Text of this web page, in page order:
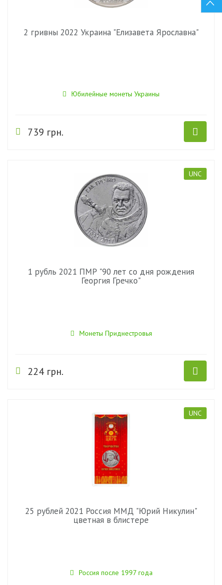
2 гривны 2022 Украина "Елизавета Ярославна"
Юбилейные монеты Украины
739 грн.
UNC
1 рубль 2021 ПМР "90 лет со дня рождения
Георгия Гречко"
Монеты Приднестровья
224 грн.
UNC
25 рублей 2021 Россия ММД "Юрий Никулин"
цветная в блистере
Россия после 1997 года